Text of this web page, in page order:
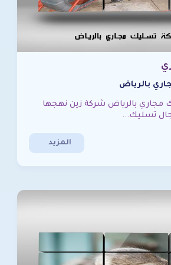
بالرياض
مجاري بالرياض شركة زين نهجها
تسليك...
المزيد